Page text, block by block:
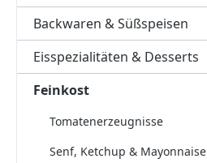
Backwaren & Süßspeisen
Eisspezialitäten & Desserts
Feinkost
Tomatenerzeugnisse
Senf, Ketchup & Mayonnaise